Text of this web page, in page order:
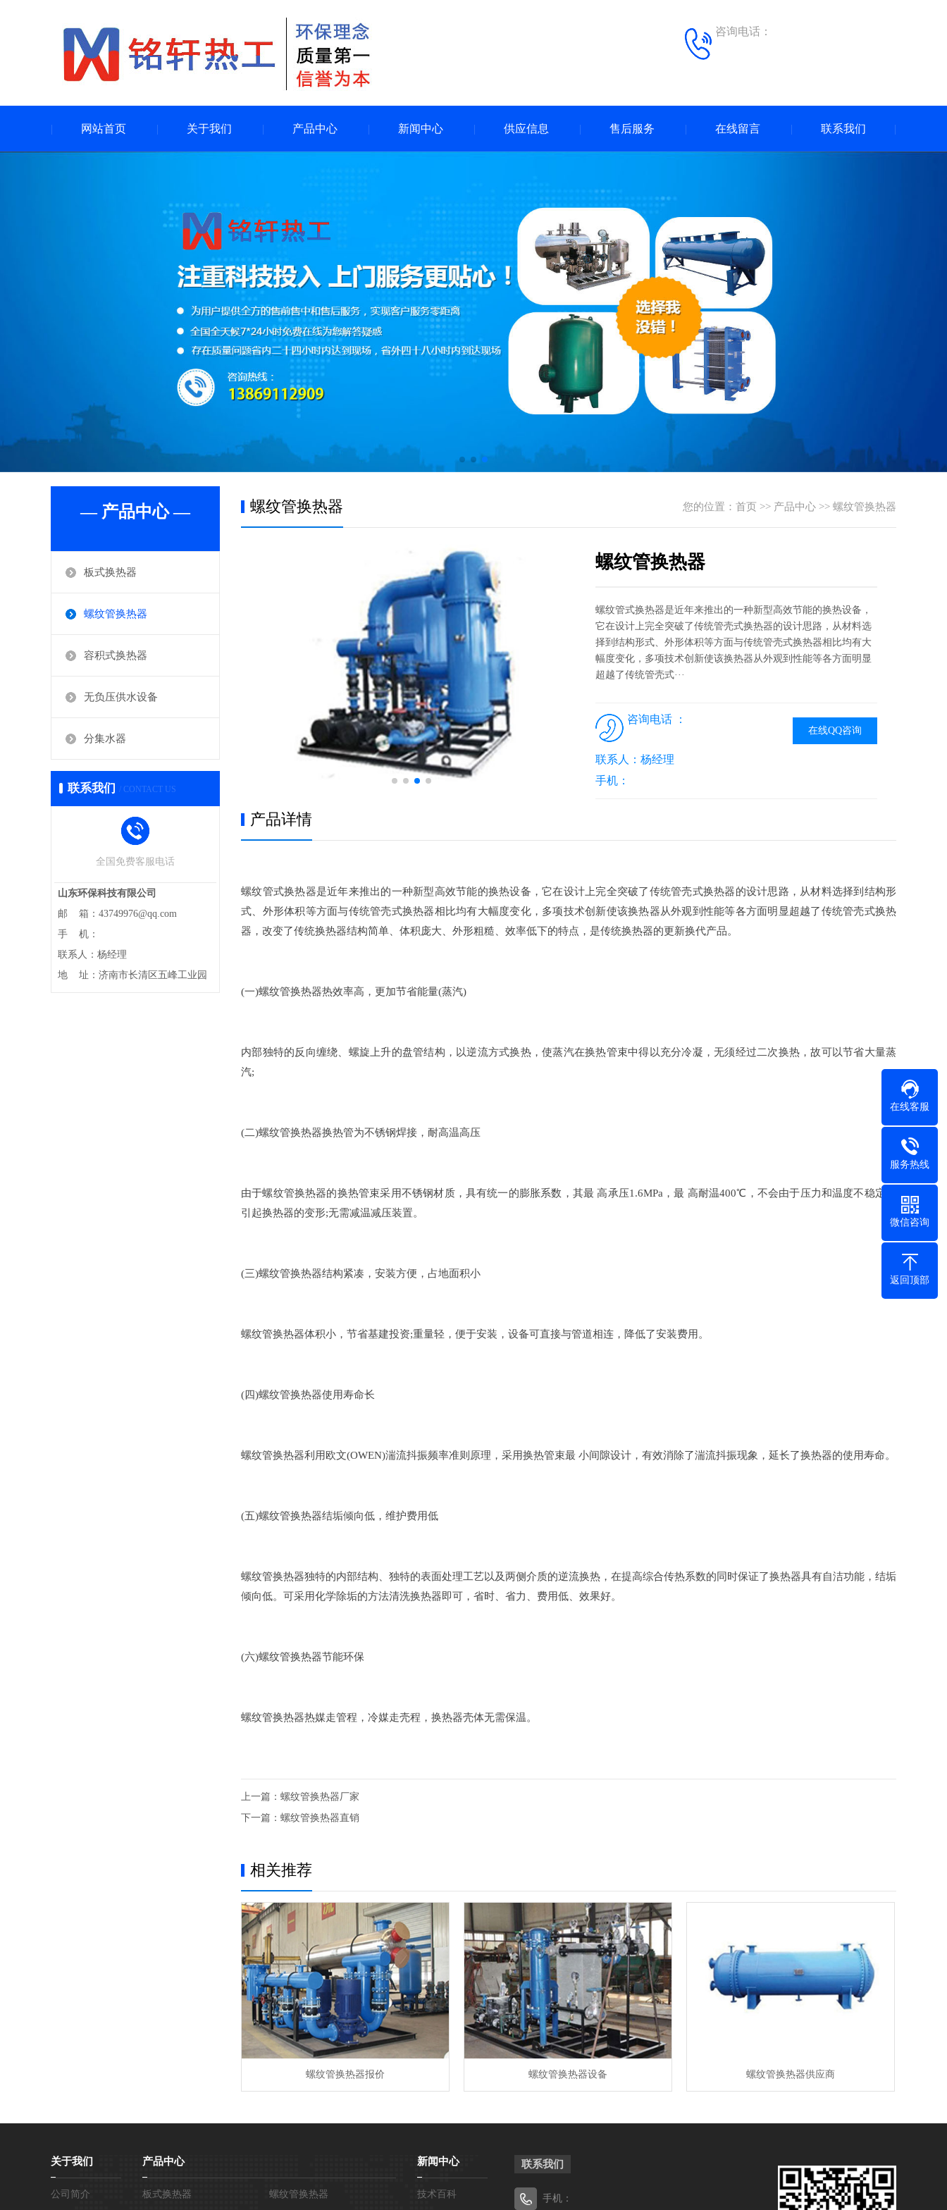
咨询电话：
网站首页 关于我们 产品中心 新闻中心 供应信息 售后服务 在线留言 联系我们
— 产品中心 —
板式换热器
螺纹管换热器
容积式换热器
无负压供水设备
分集水器
联系我们 / CONTACT US
全国免费客服电话
山东环保科技有限公司
邮 箱：43749976@qq.com
手 机：
联系人：杨经理
地 址：济南市长清区五峰工业园
您的位置： 首页 >> 产品中心 >> 螺纹管换热器
螺纹管换热器
螺纹管换热器
螺纹管式换热器是近年来推出的一种新型高效节能的换热设备，
它在设计上完全突破了传统管壳式换热器的设计思路，从材料选
择到结构形式、外形体积等方面与传统管壳式换热器相比均有大
幅度变化，多项技术创新使该换热器从外观到性能等各方面明显
超越了传统管壳式···
在线QQ咨询
咨询电话 ：
联系人：杨经理
手机：
产品详情
螺纹管式换热器是近年来推出的一种新型高效节能的换热设备，它在设计上完全突破了传统管壳式换热器的设计思路，从材料选择到结构形
式、外形体积等方面与传统管壳式换热器相比均有大幅度变化，多项技术创新使该换热器从外观到性能等各方面明显超越了传统管壳式换热
器，改变了传统换热器结构简单、体积庞大、外形粗糙、效率低下的特点，是传统换热器的更新换代产品。
(一)螺纹管换热器热效率高，更加节省能量(蒸汽)
内部独特的反向缠绕、螺旋上升的盘管结构，以逆流方式换热，使蒸汽在换热管束中得以充分冷凝，无须经过二次换热，故可以节省大量蒸
汽;
(二)螺纹管换热器换热管为不锈钢焊接，耐高温高压
由于螺纹管换热器的换热管束采用不锈钢材质，具有统一的膨胀系数，其最 高承压1.6MPa，最 高耐温400℃，不会由于压力和温度不稳定而
引起换热器的变形;无需减温减压装置。
(三)螺纹管换热器结构紧凑，安装方便，占地面积小
螺纹管换热器体积小，节省基建投资;重量轻，便于安装，设备可直接与管道相连，降低了安装费用。
(四)螺纹管换热器使用寿命长
螺纹管换热器利用欧文(OWEN)湍流抖振频率准则原理，采用换热管束最 小间隙设计，有效消除了湍流抖振现象，延长了换热器的使用寿命。
(五)螺纹管换热器结垢倾向低，维护费用低
螺纹管换热器独特的内部结构、独特的表面处理工艺以及两侧介质的逆流换热，在提高综合传热系数的同时保证了换热器具有自洁功能，结垢
倾向低。可采用化学除垢的方法清洗换热器即可，省时、省力、费用低、效果好。
(六)螺纹管换热器节能环保
螺纹管换热器热媒走管程，冷媒走壳程，换热器壳体无需保温。
上一篇： 螺纹管换热器厂家
下一篇： 螺纹管换热器直销
相关推荐
螺纹管换热器报价 螺纹管换热器设备 螺纹管换热器供应商
关于我们
公司简介
产品中心
板式换热器
螺纹管换热器
新闻中心
技术百科
联系我们
手机：
在线客服
服务热线
微信咨询
返回顶部